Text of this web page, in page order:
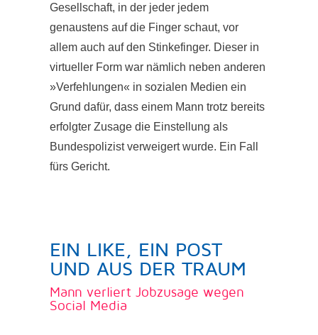
Gesellschaft, in der jeder jedem
genaustens auf die Finger schaut, vor
allem auch auf den Stinkefinger. Dieser in
virtueller Form war nämlich neben anderen
»Verfehlungen« in sozialen Medien ein
Grund dafür, dass einem Mann trotz bereits
erfolgter Zusage die Einstellung als
Bundespolizist verweigert wurde. Ein Fall
fürs Gericht.
EIN LIKE, EIN POST
UND AUS DER TRAUM
Mann verliert Jobzusage wegen
Social Media